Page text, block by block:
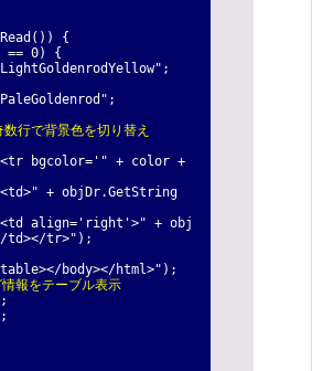
{
0) {
行で背景色を切り替え
+ color +
+ objDr.GetString
+ obj
td></tr>");
body></html>");
報をテーブル表示